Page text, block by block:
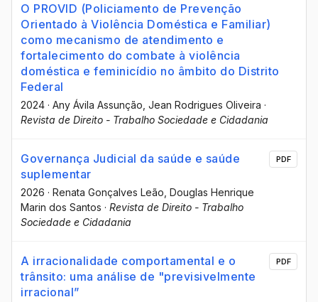
O PROVID (Policiamento de Prevenção
Orientado à Violência Doméstica e Familiar)
como mecanismo de atendimento e
fortalecimento do combate à violência
doméstica e feminicídio no âmbito do Distrito
Federal
2024 · Any Ávila Assunção , Jean Rodrigues Oliveira ·
Revista de Direito - Trabalho Sociedade e Cidadania
Governança Judicial da saúde e saúde
suplementar
2026 · Renata Gonçalves Leão , Douglas Henrique
Marin dos Santos · Revista de Direito - Trabalho
Sociedade e Cidadania
PDF
A irracionalidade comportamental e o
trânsito: uma análise de "previsivelmente
irracional”
PDF